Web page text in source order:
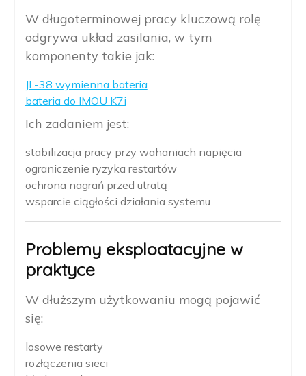
W długoterminowej pracy kluczową rolę
odgrywa układ zasilania, w tym
komponenty takie jak:
JL-38 wymienna bateria
bateria do IMOU K7i
Ich zadaniem jest:
stabilizacja pracy przy wahaniach napięcia
ograniczenie ryzyka restartów
ochrona nagrań przed utratą
wsparcie ciągłości działania systemu
Problemy eksploatacyjne w
praktyce
W dłuższym użytkowaniu mogą pojawić
się:
losowe restarty
rozłączenia sieci